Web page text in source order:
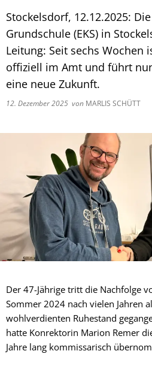
Stockelsdorf, 12.12.2025:
Grundschule (EKS) in
Leitung: Seit sechs Wochen
offiziell im Amt und führt
eine neue Zukunft.
12. Dezember 2025 von MARLIS SCHÜTT
Der 47-Jährige tritt die Nachfolge
Sommer 2024 nach vielen Jahren
wohlverdienten Ruhestand
hatte Konrektorin Marion Remer
Jahre lang kommissarisch